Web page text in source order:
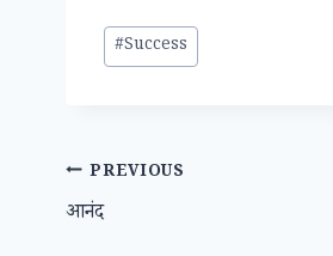
Post
Tags:
#Success
Post
navigation
PREVIOUS
आनंद